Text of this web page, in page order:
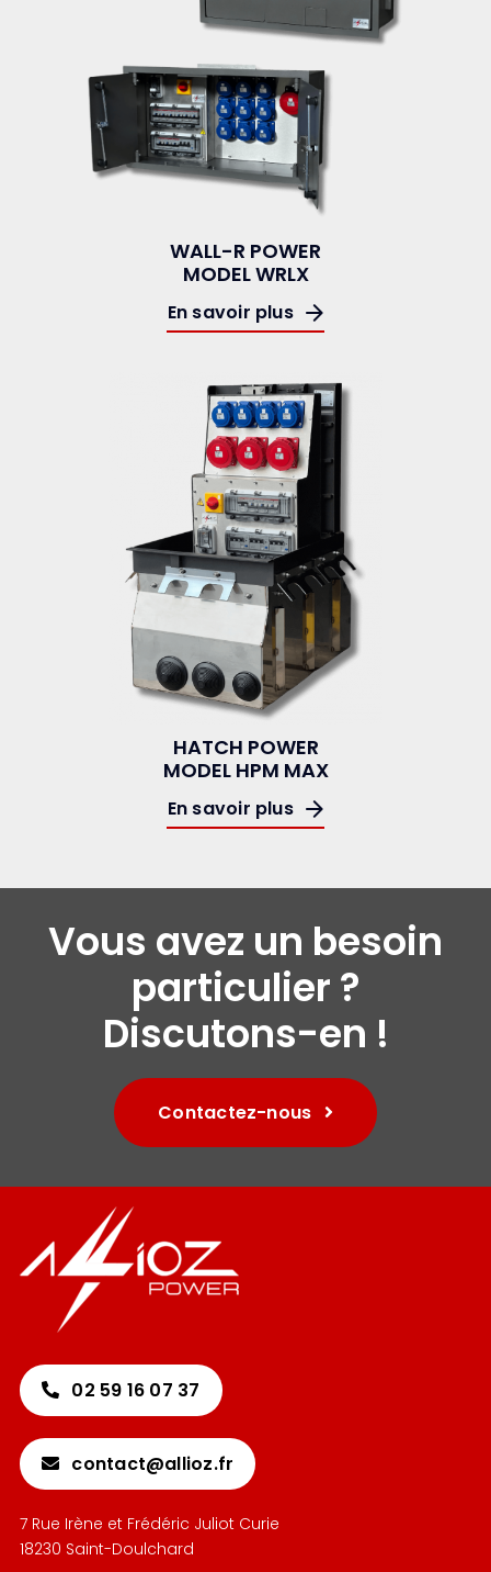
WALL-R POWER
MODEL WRLX
En savoir plus
HATCH POWER
MODEL HPM MAX
En savoir plus
Vous avez un besoin
particulier ?
Discutons-en !
Contactez-nous
02 59 16 07 37
contact@allioz.fr
7 Rue Irène et Frédéric Juliot Curie
18230 Saint-Doulchard